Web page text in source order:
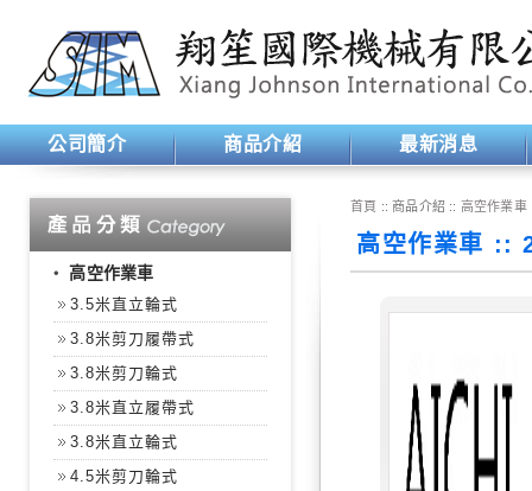
公司簡介 商品介紹 最新消息
‧高空作業車
3.5米直立輪式
3.8米剪刀履帶式
3.8米剪刀輪式
3.8米直立履帶式
3.8米直立輪式
4.5米剪刀輪式
首頁 :: 商品介紹 :: 高空作業車
高空作業車 ::